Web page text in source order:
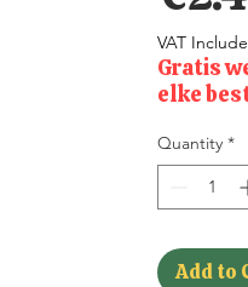
VAT
Gratis
elke
Quantity *
Add to